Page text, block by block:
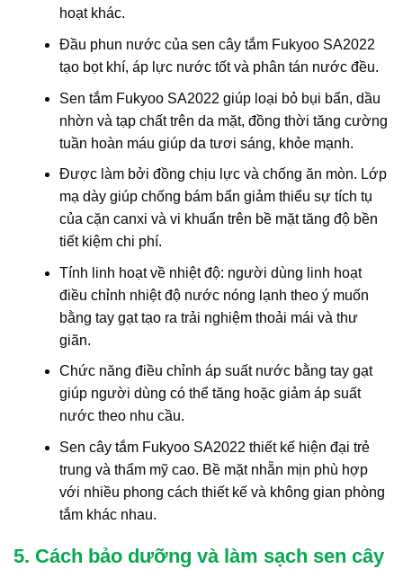
hoạt khác.
Đầu phun nước của sen cây tắm Fukyoo SA2022
tạo bọt khí, áp lực nước tốt và phân tán nước đều.
Sen tắm Fukyoo SA2022 giúp loại bỏ bụi bẩn, dầu
nhờn và tạp chất trên da mặt, đồng thời tăng cường
tuần hoàn máu giúp da tươi sáng, khỏe mạnh.
Được làm bởi đồng chịu lực và chống ăn mòn. Lớp
mạ dày giúp chống bám bẩn giảm thiểu sự tích tụ
của cặn canxi và vi khuẩn trên bề mặt tăng độ bền
tiết kiệm chi phí.
Tính linh hoạt về nhiệt độ: người dùng linh hoạt
điều chỉnh nhiệt độ nước nóng lạnh theo ý muốn
bằng tay gạt tạo ra trải nghiệm thoải mái và thư
giãn.
Chức năng điều chỉnh áp suất nước bằng tay gạt
giúp người dùng có thể tăng hoặc giảm áp suất
nước theo nhu cầu.
Sen cây tắm Fukyoo SA2022 thiết kế hiện đại trẻ
trung và thẩm mỹ cao. Bề mặt nhẵn mịn phù hợp
với nhiều phong cách thiết kế và không gian phòng
tắm khác nhau.
5. Cách bảo dưỡng và làm sạch sen cây